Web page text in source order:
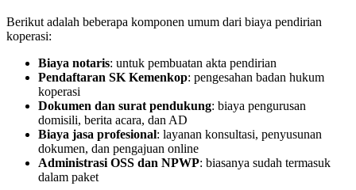
Berikut adalah beberapa komponen umum dari biaya pendirian
koperasi:
Biaya notaris: untuk pembuatan akta pendirian
Pendaftaran SK Kemenkop: pengesahan badan hukum
koperasi
Dokumen dan surat pendukung: biaya pengurusan
domisili, berita acara, dan AD
Biaya jasa profesional: layanan konsultasi, penyusunan
dokumen, dan pengajuan online
Administrasi OSS dan NPWP: biasanya sudah termasuk
dalam paket